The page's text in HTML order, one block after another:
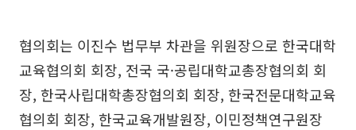
협의회는 이진수 법무부 차관을 위원장으로 한국대학
교육협의회 회장, 전국 국·공립대학교총장협의회 회
장, 한국사립대학총장협의회 회장, 한국전문대학교육
협의회 회장, 한국교육개발원장, 이민정책연구원장